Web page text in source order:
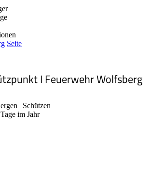
Seite
I Feuerwehr Wolfsberg
| Schützen
im Jahr